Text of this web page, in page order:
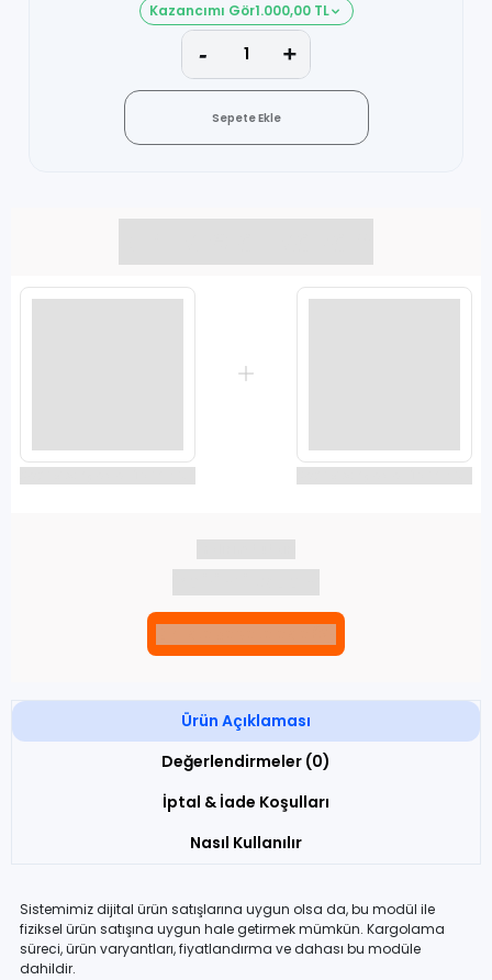
Kazancımı Gör1.000,00 TL
Sepete Ekle
Ürün Açıklaması
Değerlendirmeler (0)
İptal & İade Koşulları
Nasıl Kullanılır
Sistemimiz dijital ürün satışlarına uygun olsa da, bu modül ile
fiziksel ürün satışına uygun hale getirmek mümkün. Kargolama
süreci, ürün varyantları, fiyatlandırma ve dahası bu modüle
dahildir.